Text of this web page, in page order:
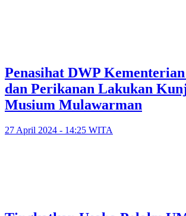
Penasihat DWP
dan Perikanan Lakukan
Musium Mulawarman
27 April 2024 - 14:25 WITA